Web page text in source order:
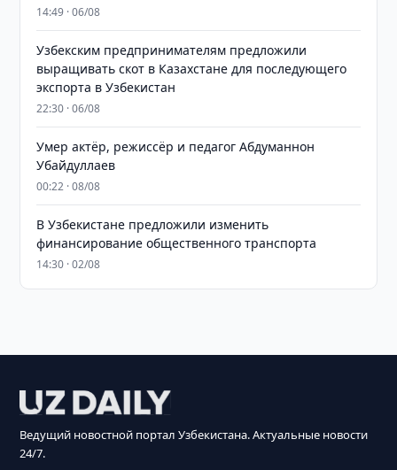
14:49 · 06/08
Узбекским предпринимателям предложили
выращивать скот в Казахстане для последующего
экспорта в Узбекистан
22:30 · 06/08
Умер актёр, режиссёр и педагог Абдуманнон
Убайдуллаев
00:22 · 08/08
В Узбекистане предложили изменить
финансирование общественного транспорта
14:30 · 02/08
Ведущий новостной портал Узбекистана. Актуальные новости
24/7.